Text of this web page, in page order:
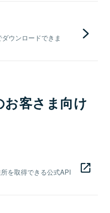
ウンロードできま
お客さま向け
を取得できる公式API